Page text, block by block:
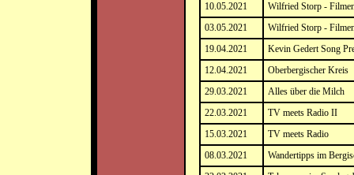
10.05.2021
Wilfried Storp -
03.05.2021
Wilfried Storp -
19.04.2021
Kevin Gedert Song
12.04.2021
Oberbergischer Kreis
29.03.2021
Alles über die Milch
22.03.2021
TV meets Radio II
15.03.2021
TV meets Radio
08.03.2021
Wandertipps im